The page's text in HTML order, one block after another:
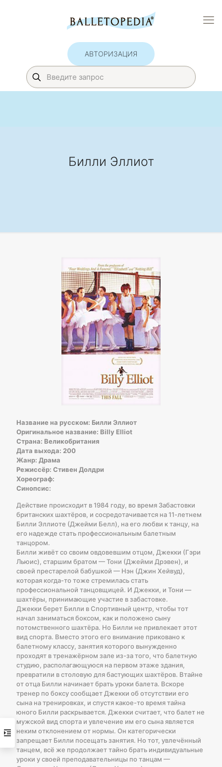
АВТОРИЗАЦИЯ
Билли Эллиот
Название на русском: Билли Эллиот
Оригинальное название: Billy Elliot
Страна: Великобритания
Дата выхода: 200
Жанр: Драма
Режиссёр: Стивен Долдри
Хореограф:
Синопсис:
Действие происходит в 1984 году, во время Забастовки
британских шахтёров, и сосредотачивается на 11-летнем
Билли Эллиоте (Джейми Белл), на его любви к танцу, на
его надежде стать профессиональным балетным
танцором.
Билли живёт со своим овдовевшим отцом, Джекки (Гэри
Льюис), старшим братом — Тони (Джейми Дрэвен), и
своей престарелой бабушкой — Нэн (Джин Хейвуд),
которая когда-то тоже стремилась стать
профессиональной танцовщицей. И Джекки, и Тони —
шахтёры, принимающие участие в забастовке.
Джекки берет Билли в Спортивный центр, чтобы тот
начал заниматься боксом, как и положено сыну
потомственного шахтёра. Но Билли не привлекает этот
вид спорта. Вместо этого его внимание приковано к
балетному классу, занятия которого вынужденно
проходят в тренажёрном зале из-за того, что балетную
студию, располагающуюся на первом этаже здания,
превратили в столовую для бастующих шахтёров. Втайне
от отца Билли начинает брать уроки балета. Вскоре
тренер по боксу сообщает Джекки об отсутствии его
сына на тренировках, и спустя какое-то время тайна
юного Билли раскрывается. Джекки считает, что балет не
мужской вид спорта и увлечение им его сына является
неким отклонением от нормы. Он категорически
запрещает Билли посещать занятия. Но тот, увлечённый
танцем, всё же продолжает тайно брать индивидуальные
уроки у своей преподавательницы по танцам —